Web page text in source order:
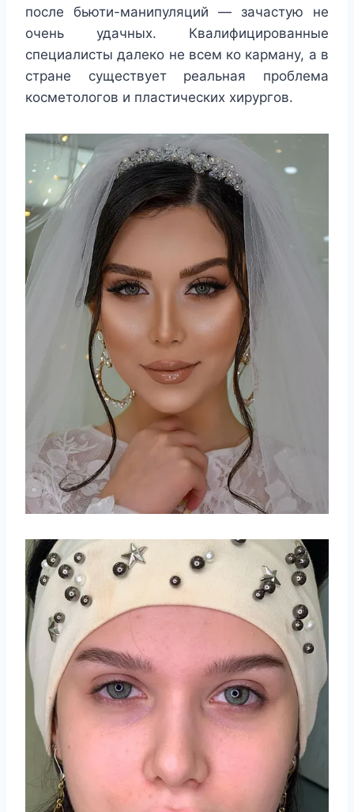
после бьюти-манипуляций — зачастую не
очень удачных. Квалифицированные
специалисты далеко не всем ко карману, а в
стране существует реальная проблема
косметологов и пластических хирургов.